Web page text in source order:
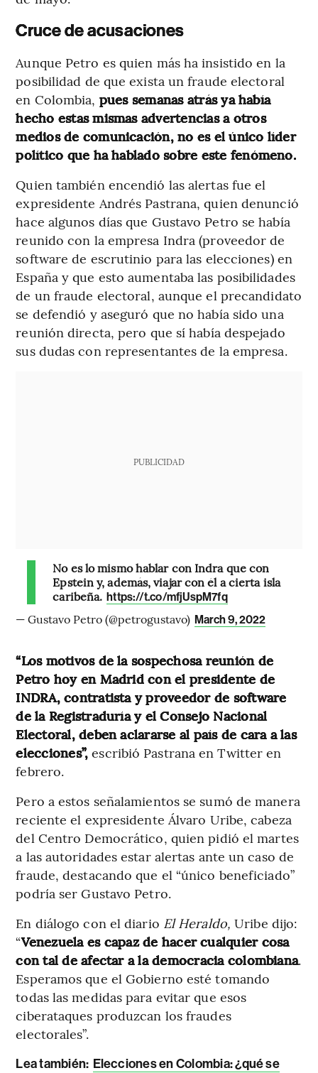
Cruce de acusaciones
Aunque Petro es quien más ha insistido en la
posibilidad de que exista un fraude electoral
en Colombia, pues semanas atrás ya había
hecho estas mismas advertencias a otros
medios de comunicación, no es el único líder
político que ha hablado sobre este fenómeno.
Quien también encendió las alertas fue el
expresidente Andrés Pastrana, quien denunció
hace algunos días que Gustavo Petro se había
reunido con la empresa Indra (proveedor de
software de escrutinio para las elecciones) en
España y que esto aumentaba las posibilidades
de un fraude electoral, aunque el precandidato
se defendió y aseguró que no había sido una
reunión directa, pero que sí había despejado
sus dudas con representantes de la empresa.
PUBLICIDAD
No es lo mismo hablar con Indra que con
Epstein y, además, viajar con él a cierta isla
caribeña. https://t.co/mfjUspM7fq
— Gustavo Petro (@petrogustavo) March 9, 2022
“Los motivos de la sospechosa reunión de
Petro hoy en Madrid con el presidente de
INDRA, contratista y proveedor de software
de la Registraduría y el Consejo Nacional
Electoral, deben aclararse al país de cara a las
elecciones”, escribió Pastrana en Twitter en
febrero.
Pero a estos señalamientos se sumó de manera
reciente el expresidente Álvaro Uribe, cabeza
del Centro Democrático, quien pidió el martes
a las autoridades estar alertas ante un caso de
fraude, destacando que el “único beneficiado”
podría ser Gustavo Petro.
En diálogo con el diario El Heraldo, Uribe dijo:
“Venezuela es capaz de hacer cualquier cosa
con tal de afectar a la democracia colombiana.
Esperamos que el Gobierno esté tomando
todas las medidas para evitar que esos
ciberataques produzcan los fraudes
electorales”.
Lea también: Elecciones en Colombia: ¿qué se